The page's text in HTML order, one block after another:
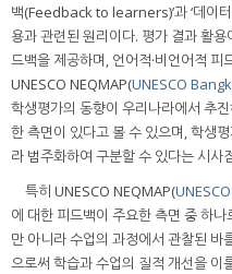
백(Feedback to learners)’과 ‘데이
용과 관련된 원리이다. 평가 결과 활
드백을 제공하며, 언어적·비언어적
UNESCO NEQMAP(UNESCO
학생평가의 동향이 우리나라에서 추
한 측면이 있다고 볼 수 있으며, 학생
라 범주화하여 구분할 수 있다는 시사
특히 UNESCO NEQMAP(
에 대한 피드백이 주요한 측면 중 하
만 아니라 수업의 과정에서 관찰된
으로써 학습과 수업의 질적 개선을 이